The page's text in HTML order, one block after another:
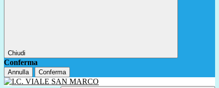
Chiudi
Conferma
Annulla Conferma